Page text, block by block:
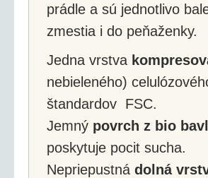
prádle a sú jednotlivo
zmestia i do peňaženky.
Jedna vrstva
nebieleného)
štandardov FSC.
Jemný povrch z bio
poskytuje pocit sucha.
Nepriepustná dolná